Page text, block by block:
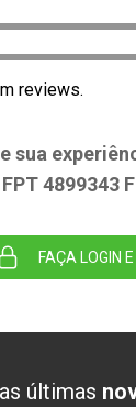
reviews.
sua
4899343
FAÇA LOGIN
últimas